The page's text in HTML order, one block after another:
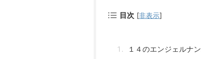
目次 [非表示]
１４のエンジェルナ